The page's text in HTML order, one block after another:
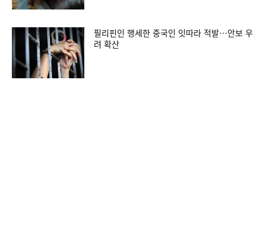
필리핀인 행세한 중국인 잇따라 적발…안보 우
려 확산